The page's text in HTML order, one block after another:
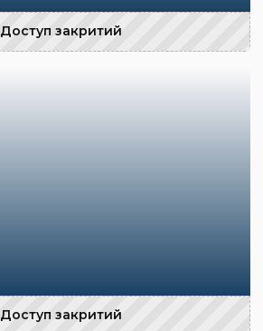
Доступ закритий
Доступ закритий